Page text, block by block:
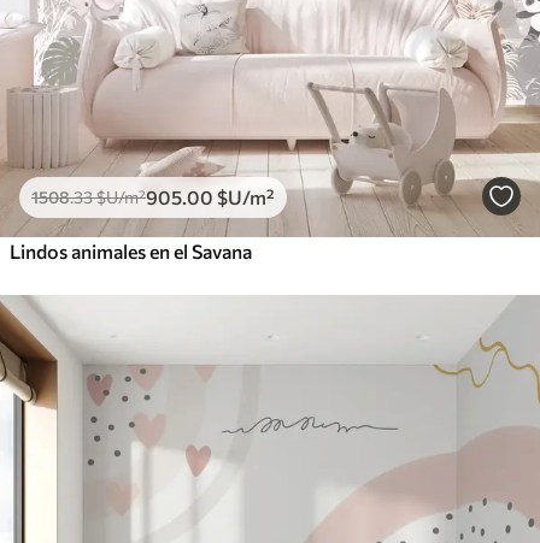
1508.33$U/m²905 .00 $U/m²
Lindos animales en el Savana